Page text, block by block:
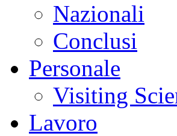
Nazionali
Conclusi
Personale
Visiting
Lavoro